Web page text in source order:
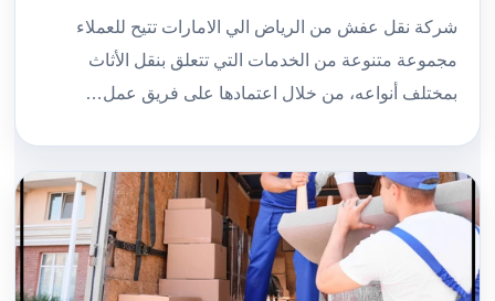
شركة نقل عفش من الرياض الي الامارات تتيح للعملاء
مجموعة متنوعة من الخدمات التي تتعلق بنقل الأثاث
بمختلف أنواعه، من خلال اعتمادها على فريق عمل…